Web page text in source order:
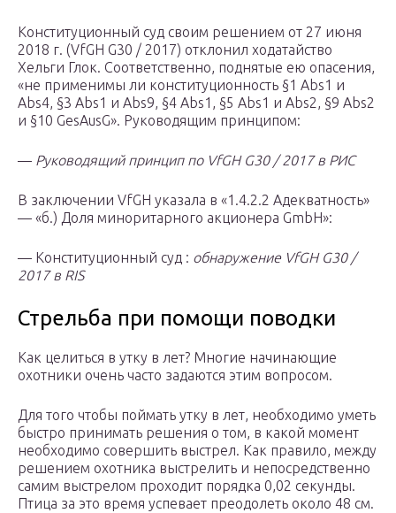
Конституционный суд своим решением от 27 июня
2018 г. (VfGH G30 / 2017) отклонил ходатайство
Хельги Глок. Соответственно, поднятые ею опасения,
«не применимы ли конституционность §1 Abs1 и
Abs4, §3 Abs1 и Abs9, §4 Abs1, §5 Abs1 и Abs2, §9 Abs2
и §10 GesAusG». Руководящим принципом:
— Руководящий принцип по VfGH G30 / 2017 в РИС
В заключении VfGH указала в «1.4.2.2 Адекватность»
— «б.) Доля миноритарного акционера GmbH»:
— Конституционный суд : обнаружение VfGH G30 /
2017 в RIS
Стрельба при помощи поводки
Как целиться в утку в лет? Многие начинающие
охотники очень часто задаются этим вопросом.
Для того чтобы поймать утку в лет, необходимо уметь
быстро принимать решения о том, в какой момент
необходимо совершить выстрел. Как правило, между
решением охотника выстрелить и непосредственно
самим выстрелом проходит порядка 0,02 секунды.
Птица за это время успевает преодолеть около 48 см.